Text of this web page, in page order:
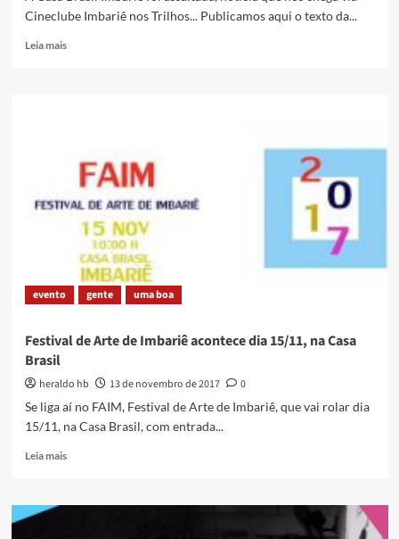
Cineclube Imbariê nos Trilhos... Publicamos aqui o texto da...
Leia maisRead
assaltada
evento gente uma boa
Festival de Arte de Imbariê acontece dia 15/11, na Casa
Brasil
heraldo hb 13 de novembro de 2017
0
Se liga aí no FAIM, Festival de Arte de Imbariê, que vai rolar dia
15/11, na Casa Brasil, com entrada...
Leia maisRead
Festival